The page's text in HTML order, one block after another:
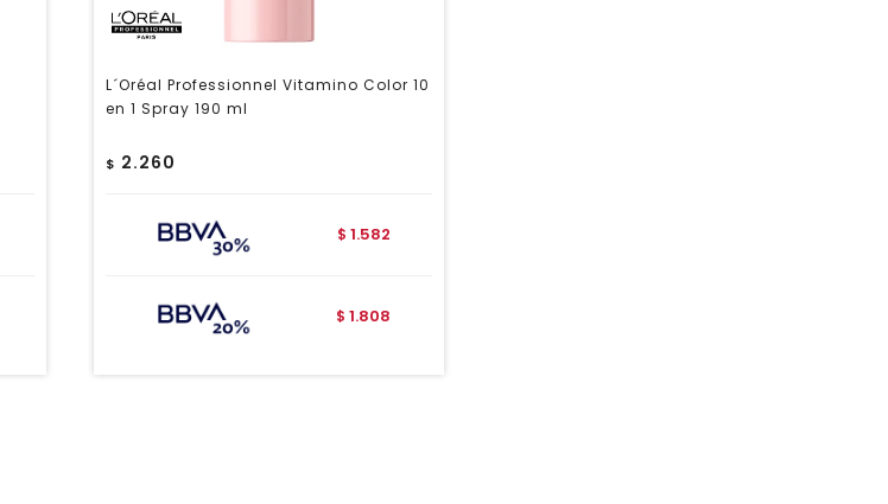
L´Oréal Professionnel Vitamino Color 10
en 1 Spray 190 ml
$ 2.260
$ 1.582
$ 1.808